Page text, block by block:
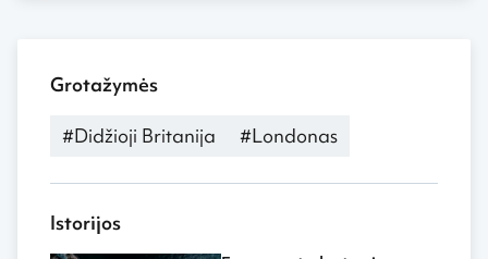
Grotažymės
#Didžioji Britanija #Londonas
Istorijos